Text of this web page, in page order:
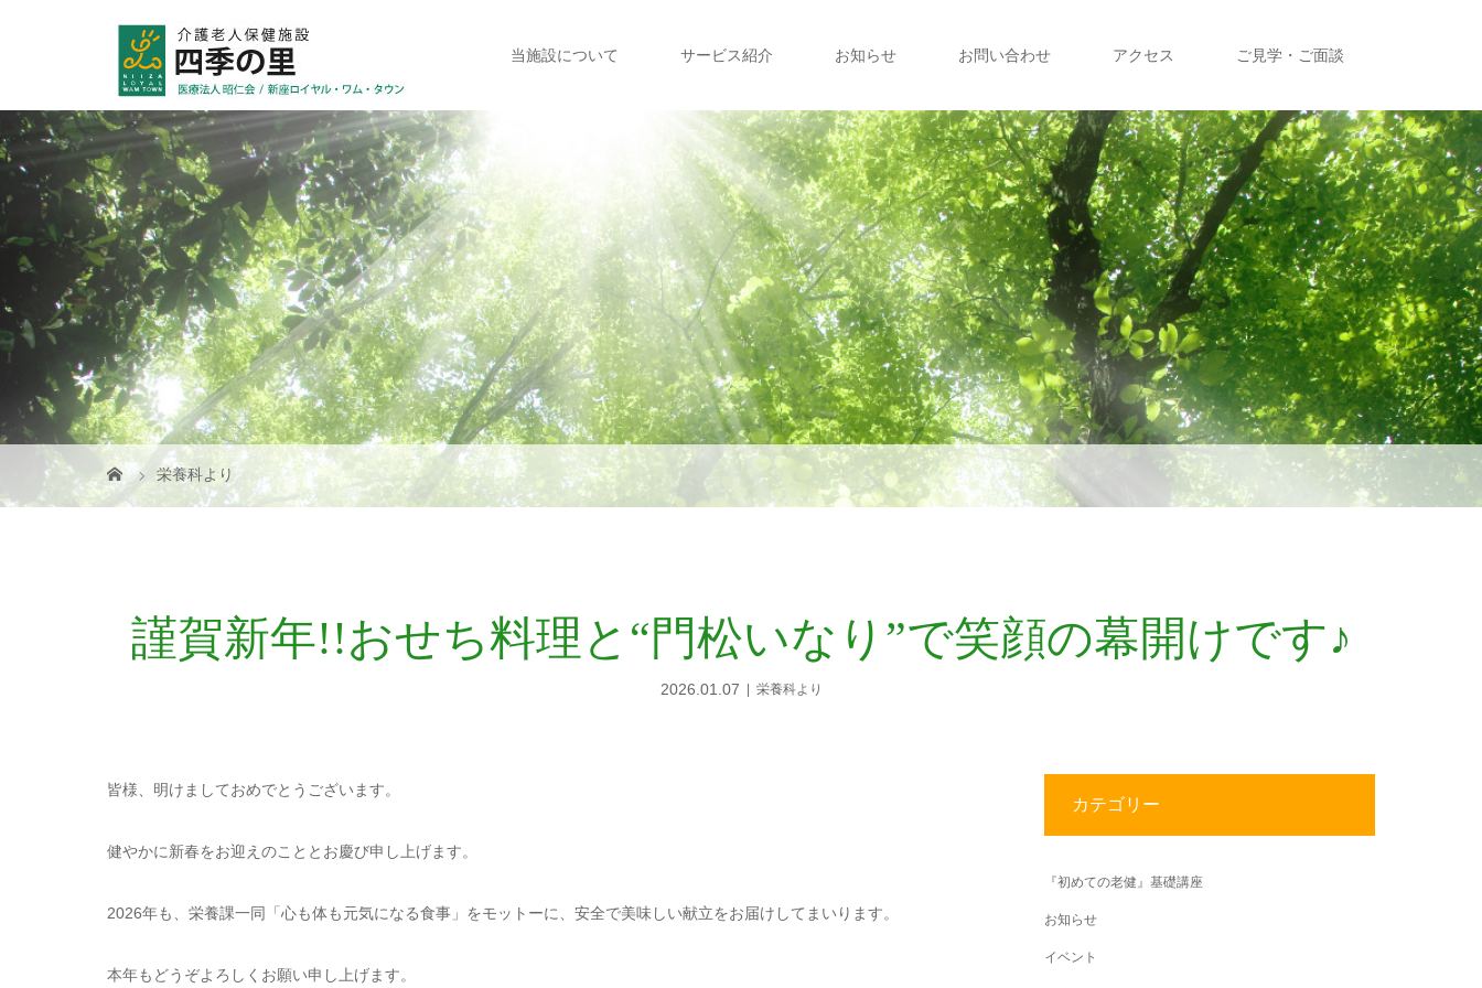
当施設について サービス紹介 お知らせ お問い合わせ アクセス ご見学・ご面談
栄養科より
謹賀新年!!おせち料理と“門松いなり”で笑顔の幕開けです♪
2026.01.07 栄養科より
皆様、明けましておめでとうございます。
健やかに新春をお迎えのこととお慶び申し上げます。
2026年も、栄養課一同「心も体も元気になる食事」をモットーに、安全で美味しい献立をお届けしてまいります。
本年もどうぞよろしくお願い申し上げます。
カテゴリー
『初めての老健』基礎講座
お知らせ
イベント